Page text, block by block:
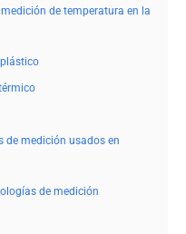
de temperatura en la
de medición usados en
de medición